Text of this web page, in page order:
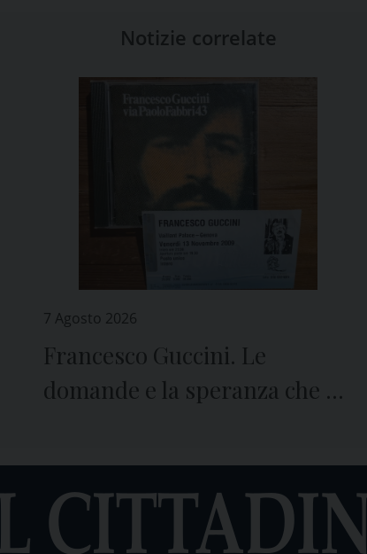
Notizie correlate
7 Agosto 2026
Francesco Guccini. Le
domande e la speranza che ci